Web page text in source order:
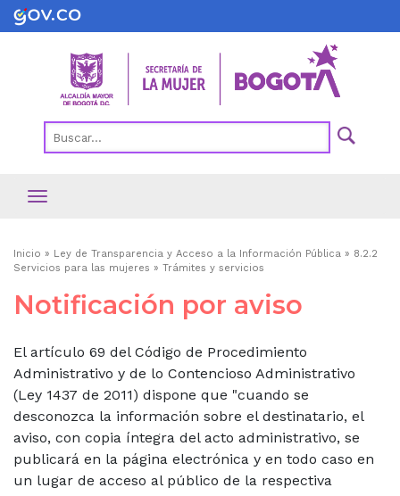
Pasar
al
Ruta
navegación
Inicio Ley de Transparencia y Acceso a la Información Pública
8.2.2
Servicios para las mujeres
Trámites y servicios
Notificación por aviso
El artículo 69 del Código de Procedimiento
Administrativo y de lo Contencioso Administrativo
(Ley 1437 de 2011) dispone que "cuando se
desconozca la información sobre el destinatario, el
aviso, con copia íntegra del acto administrativo, se
publicará en la página electrónica y en todo caso en
un lugar de acceso al público de la respectiva